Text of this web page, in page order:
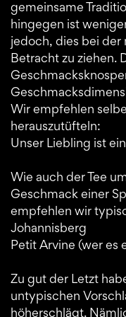
gemeinsame
hingegen ist
jedoch, dies bei der
Betracht zu ziehen.
Wir empfehlen
herauszutüfteln:
Unser Liebling ist
Wie auch der Tee
Geschmack einer
empfehlen wir
Johannisberg
Petit Arvine (wer es
Zu gut der Letzt
untypischen
höherschlägt.